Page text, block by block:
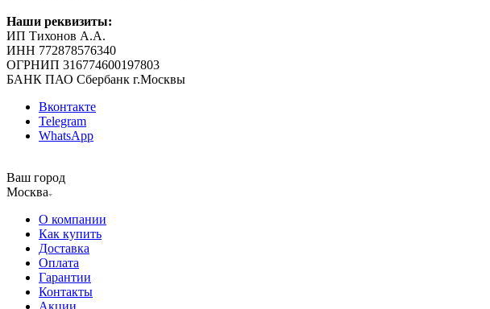
Наши реквизиты:
ИП Тихонов А.А.
ИНН 772878576340
ОГРНИП 316774600197803
БАНК ПАО Сбербанк г.Москвы
Вконтакте
Telegram
WhatsApp
Ваш город
Москва
О компании
Как купить
Доставка
Оплата
Гарантии
Контакты
Акции